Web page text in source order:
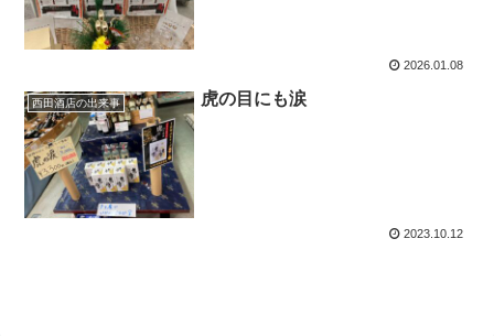
2026.01.08
西田酒店の出来事 虎の目にも涙
2023.10.12